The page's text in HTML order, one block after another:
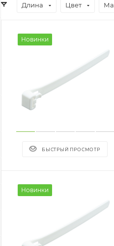
Длина Цвет
Новинки
БЫСТРЫЙ ПРОСМОТР
Новинки